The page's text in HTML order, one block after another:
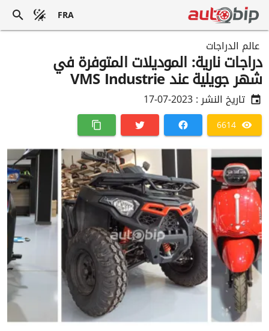
FRA
عالم الدراجات
دراجات نارية: الموديلات المتوفرة في
شهر جويلية عند VMS Industrie
تاريخ النشر :2023-07-17
6614